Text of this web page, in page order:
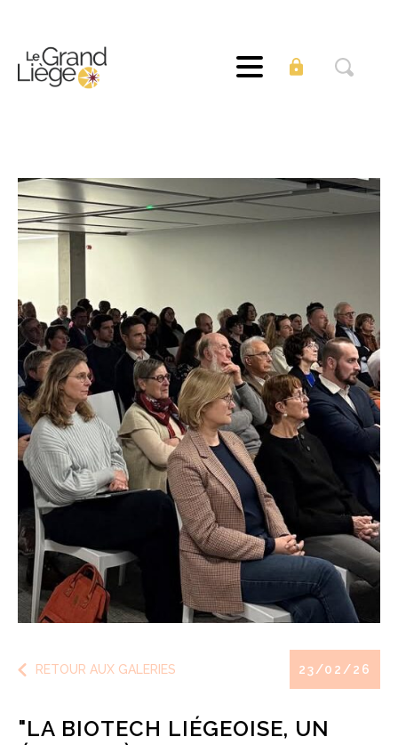
RETOUR AUX GALERIES 23/02/26
"LA BIOTECH LIÉGEOISE, UN